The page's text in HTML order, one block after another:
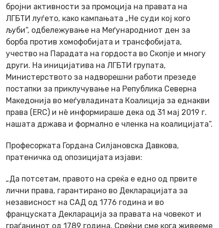
бројни активности за промоција на правата на
ЛГБТИ луѓето, како кампањата „Не суди кој кого
љуби“, одбележување на Меѓународниот ден за
борба против хомофобијата и трансфобијата,
учество на Парадата на гордоста во Скопје и многу
други. На иницијатива на ЛГБТИ групата,
Министерството за надворешни работи презеде
постапки за приклучување на Република Северна
Македонија во меѓувладината Коалиција за еднакви
права (ERC) и нѐ информираше дека од 31 мај 2019 г.
нашата држава и формално е членка на коалицијата“.
Професорката Гордана Силјановска Давкова,
пратеничка од опозицијата изјави:
„Да потсетам, правото на среќа е едно од првите
лични права, гарантирано во Декларацијата за
независност на САД од 1776 година и во
француската Декларација за правата на човекот и
граѓанинот од 1789 година. Среќни сме кога живееме